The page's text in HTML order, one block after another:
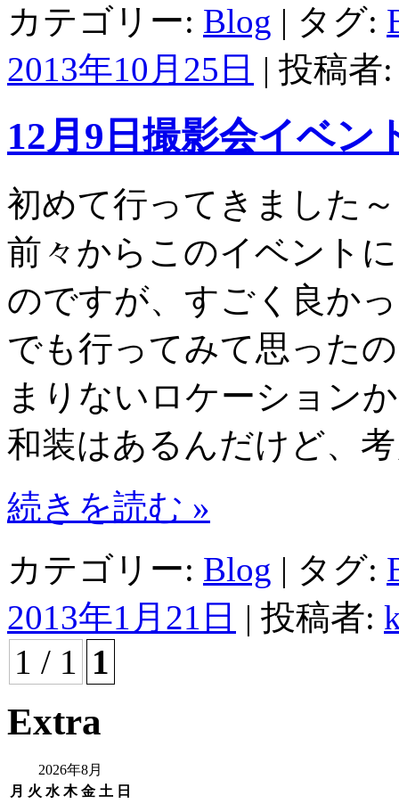
カテゴリー: Blog | タグ:
2013年10月25日 | 投稿者
12月9日撮影会イベン
初めて行ってきました～
前々からこのイベント
のですが、すごく良か
でも行ってみて思った
まりないロケーション
和装はあるんだけど、
続きを読む »
カテゴリー: Blog | タグ:
2013年1月21日 | 投稿者:
1 / 1 1
Extra
2026年8月
月 火 水 木 金 土 日